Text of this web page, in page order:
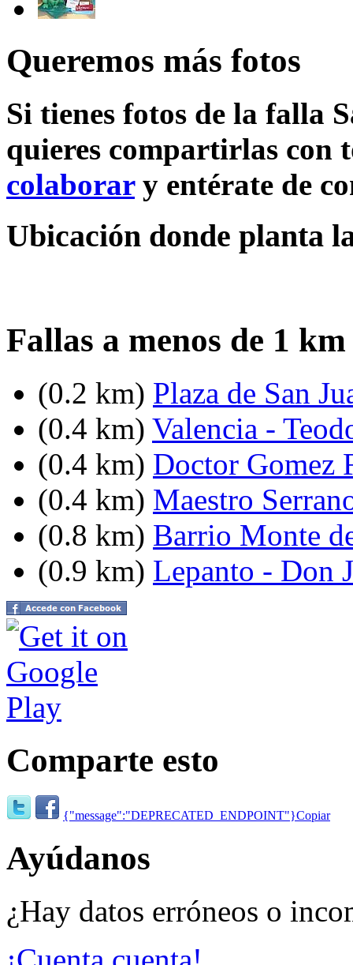
Queremos más fotos
Si tienes fotos de la falla
quieres compartirlas con
colaborary entérate de
Ubicación donde planta
Fallas a menos de 1
(0.2 km) Plaza de San
(0.4 km) Valencia -
(0.4 km) Doctor Gomez
(0.4 km) Maestro
(0.8 km) Barrio Monte
(0.9 km) Lepanto - Don
Comparte esto
{"message":"DEPRECATED_ENDPOINT"}Copiar
Ayúdanos
¿Hay datos erróneos o